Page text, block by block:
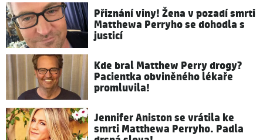
Přiznání viny! Žena v pozadí smrti
Matthewa Perryho se dohodla s
justicí
Kde bral Matthew Perry drogy?
Pacientka obviněného lékaře
promluvila!
Jennifer Aniston se vrátila ke
smrti Matthewa Perryho. Padla